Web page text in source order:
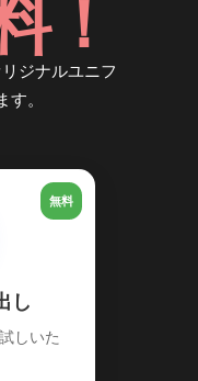
！
ジナルユニフ
。
無料
し
しいた